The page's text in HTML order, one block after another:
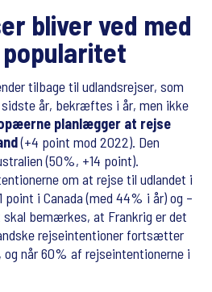
bliver ved med
tilbage til udlandsrejser, som
sidste år, bekræftes i år, men ikke
planlægger at rejse
(+4 point mod 2022). Den
(50%, +14 point).
om at rejse til udlandet i
point i Canada (med 44% i år) og –
skal bemærkes, at Frankrig er det
rejseintentioner fortsætter
når 60% af rejseintentionerne i